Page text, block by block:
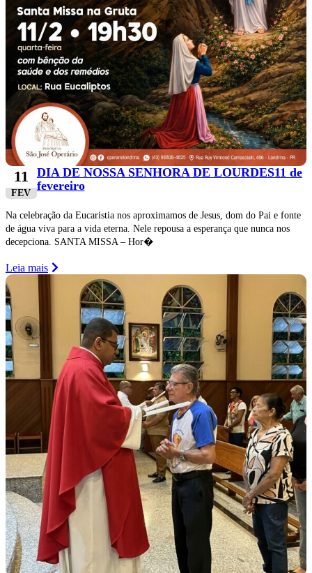
11
FEV
DIA DE NOSSA SENHORA DE LOURDES11 de
fevereiro
Na celebração da Eucaristia nos aproximamos de Jesus, dom do Pai e fonte
de água viva para a vida eterna. Nele repousa a esperança que nunca nos
decepciona. SANTA MISSA – Hor�
Leia mais